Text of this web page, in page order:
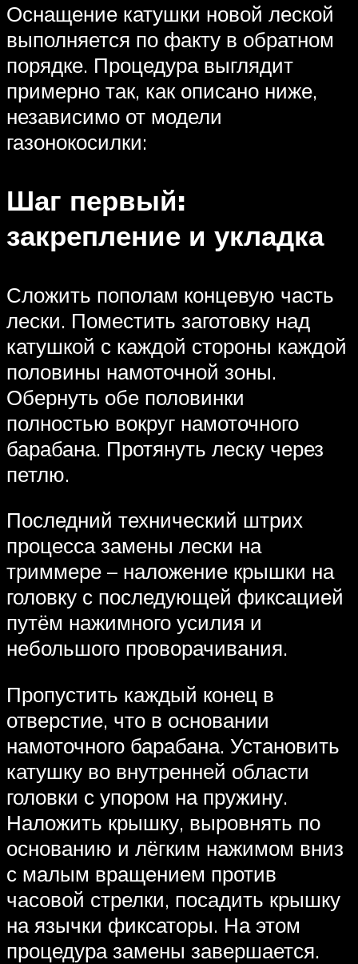
Оснащение катушки новой леской
выполняется по факту в обратном
порядке. Процедура выглядит
примерно так, как описано ниже,
независимо от модели
газонокосилки:
Шаг первый:
закрепление и укладка
Сложить пополам концевую часть
лески. Поместить заготовку над
катушкой с каждой стороны каждой
половины намоточной зоны.
Обернуть обе половинки
полностью вокруг намоточного
барабана. Протянуть леску через
петлю.
Последний технический штрих
процесса замены лески на
триммере – наложение крышки на
головку с последующей фиксацией
путём нажимного усилия и
небольшого проворачивания.
Пропустить каждый конец в
отверстие, что в основании
намоточного барабана. Установить
катушку во внутренней области
головки с упором на пружину.
Наложить крышку, выровнять по
основанию и лёгким нажимом вниз
с малым вращением против
часовой стрелки, посадить крышку
на язычки фиксаторы. На этом
процедура замены завершается.